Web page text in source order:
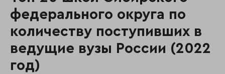
федерального округа по
количеству поступивших в
ведущие вузы России (2022
год)